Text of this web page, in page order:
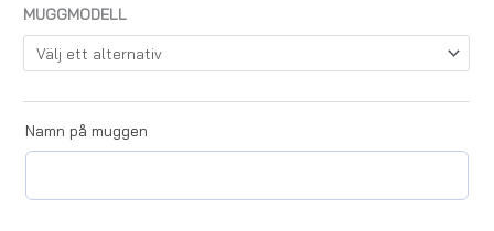
MUGGMODELL
Namn på muggen